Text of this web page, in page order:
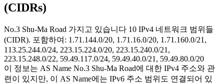
(CIDRs)
No.3 Shu-Ma Road 가지고 있습니다 10 IPv4 네트워크 범위들
(CIDR). 포함하여: 1.71.144.0/20, 1.71.16.0/20, 1.71.160.0/21,
113.25.244.0/24, 223.15.224.0/20, 223.15.240.0/21,
223.15.248.0/22, 59.49.117.0/24, 59.49.40.0/21, 59.49.80.0/20
이 정보는 AS Name No.3 Shu-Ma Road에 대한 IPv4 주소와 관
련이 있지만, 이 AS Name에는 IPv6 주소 범위도 연결되어 있